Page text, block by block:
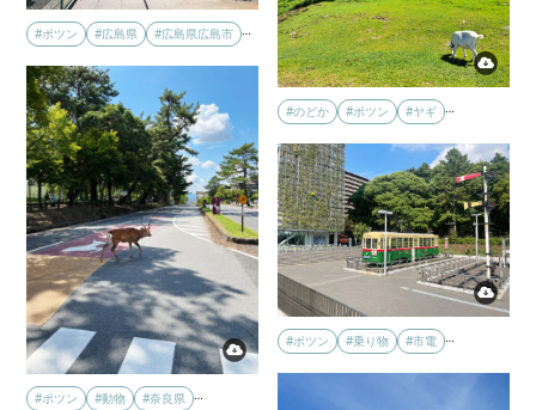
#ポツン #広島県 #広島県広島市 …
#のどか #ポツン #ヤギ …
#ポツン #動物 #奈良県 …
#ポツン #乗り物 #市電 …